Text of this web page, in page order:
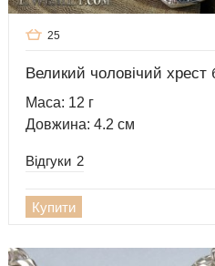
25
Великий чоловічий хрест
Маса: 12 г
Довжина: 4.2 см
Відгуки 2
Купити